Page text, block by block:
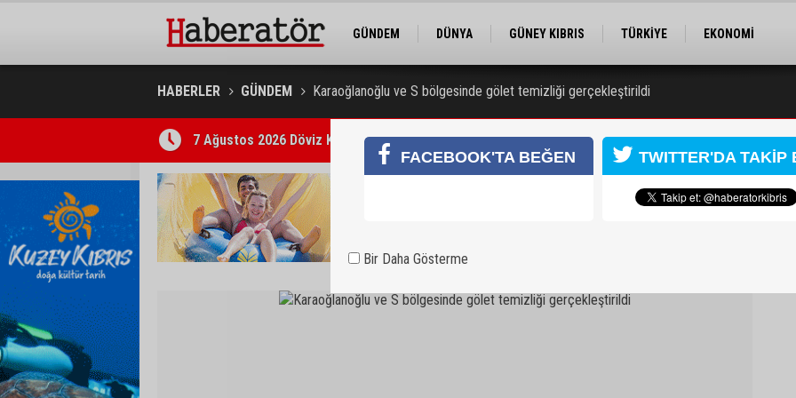
GÜNDEM DÜNYA GÜNEY KIBRIS TÜRKİYE
EKONOMİ
HABERLER GÜNDEM Karaoğlanoğlu ve S bölgesinde gölet temizliği gerçekleştirildi
7 Ağustos 2026 Döviz Kurları
FACEBOOK'TA BEĞEN TWITTER'DA TAKİP
Bir Daha Gösterme